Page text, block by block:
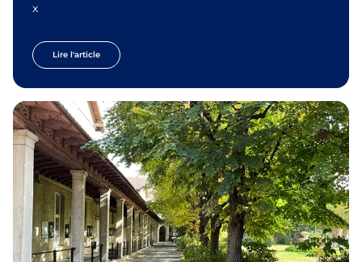
x
Lire l'article